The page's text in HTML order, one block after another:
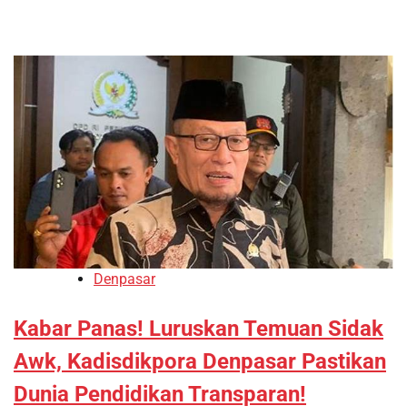
Denpasar
Kabar Panas! Luruskan Temuan Sidak
Awk, Kadisdikpora Denpasar Pastikan
Dunia Pendidikan Transparan!